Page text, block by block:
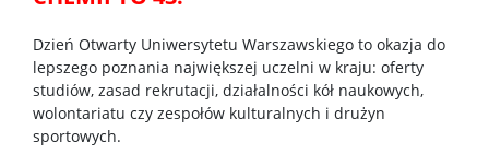
Ubezpieczenie zdrowotne
Dokumenty do pobrania
Pracownicy
Dzień Otwarty Uniwersytetu Warszawskiego to okazja do
lepszego poznania największej uczelni w kraju: oferty
studiów, zasad rekrutacji, działalności kół naukowych,
wolontariatu czy zespołów kulturalnych i drużyn
sportowych.